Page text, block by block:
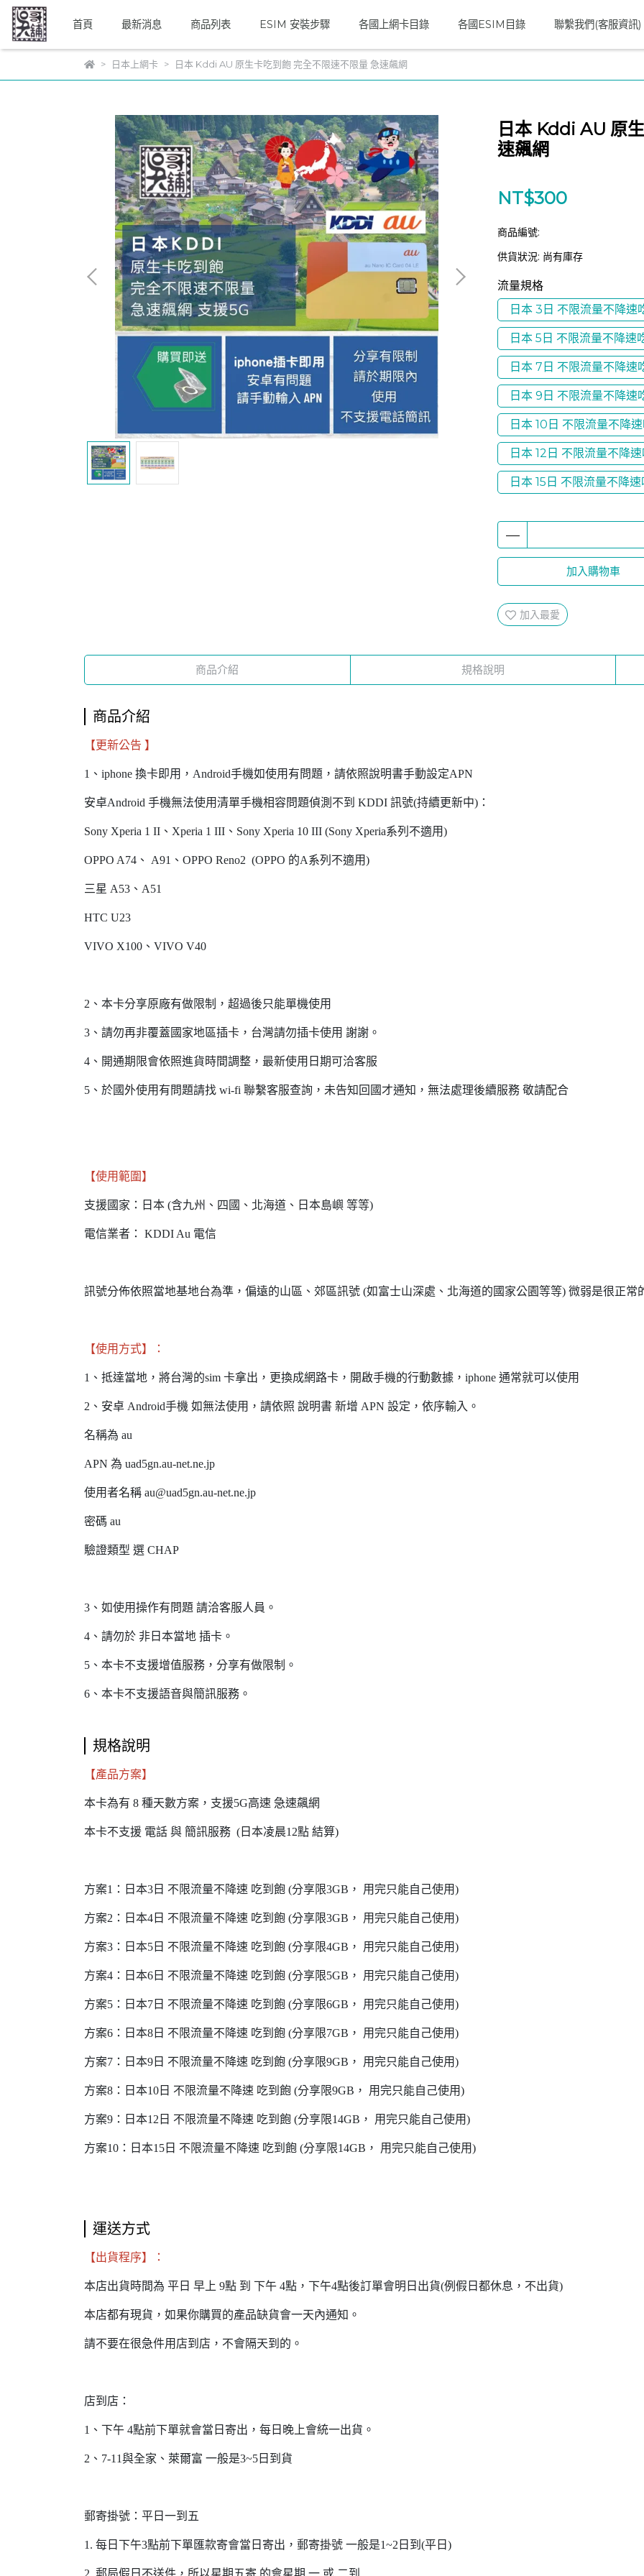
首頁 最新消息 商品列表 ESIM 安裝步驟 各國上網卡目錄 各國ESIM目錄 聯繫我們(客服資訊)
日本上網卡 日本 Kddi AU 原生卡吃到飽 完全不限速不限量 急速飆網
日本 Kddi AU 原
速飆網
NT$300
商品編號:
供貨狀況: 尚有庫存
流量規格
日本 3日 不限流量不降速
日本 5日 不限流量不降速
日本 7日 不限流量不降速
日本 9日 不限流量不降速
日本 10日 不限流量不降
日本 12日 不限流量不降
日本 15日 不限流量不降
加入購物車
加入最愛
商品介紹 規格說明
商品介紹
【更新公告 】
1、iphone 換卡即用，Android手機如使用有問題，請依照說明書手動設定APN
安卓Android 手機無法使用清單手機相容問題偵測不到 KDDI 訊號(持續更新中)：
Sony Xperia 1 II、Xperia 1 III、Sony Xperia 10 III (Sony Xperia系列不適用)
OPPO A74、 A91、OPPO Reno2 (OPPO 的A系列不適用)
三星 A53、A51
HTC U23
VIVO X100、VIVO V40
2、本卡分享原廠有做限制，超過後只能單機使用
3、請勿再非覆蓋國家地區插卡，台灣請勿插卡使用 謝謝。
4、開通期限會依照進貨時間調整，最新使用日期可洽客服
5、於國外使用有問題請找 wi-fi 聯繫客服查詢，未告知回國才通知，無法處理後續服務 敬請配合
【使用範圍】
支援國家：日本 (含九州、四國、北海道、日本島嶼 等等)
電信業者： KDDI Au 電信
訊號分佈依照當地基地台為準，偏遠的山區、郊區訊號 (如富士山深處、北海道的國家公園等等) 微弱是很正常
【使用方式】：
1、抵達當地，將台灣的sim 卡拿出，更換成網路卡，開啟手機的行動數據，iphone 通常就可以使用
2、安卓 Android手機 如無法使用，請依照 說明書 新增 APN 設定，依序輸入。
名稱為 au
APN 為 uad5gn.au-net.ne.jp
使用者名稱 au@uad5gn.au-net.ne.jp
密碼 au
驗證類型 選 CHAP
3、如使用操作有問題 請洽客服人員。
4、請勿於 非日本當地 插卡。
5、本卡不支援增值服務，分享有做限制。
6、本卡不支援語音與簡訊服務。
規格說明
【產品方案】
本卡為有 8 種天數方案，支援5G高速 急速飆網
本卡不支援 電話 與 簡訊服務 (日本凌晨12點 結算)
方案1：日本3日 不限流量不降速 吃到飽 (分享限3GB， 用完只能自己使用)
方案2：日本4日 不限流量不降速 吃到飽 (分享限3GB， 用完只能自己使用)
方案3：日本5日 不限流量不降速 吃到飽 (分享限4GB， 用完只能自己使用)
方案4：日本6日 不限流量不降速 吃到飽 (分享限5GB， 用完只能自己使用)
方案5：日本7日 不限流量不降速 吃到飽 (分享限6GB， 用完只能自己使用)
方案6：日本8日 不限流量不降速 吃到飽 (分享限7GB， 用完只能自己使用)
方案7：日本9日 不限流量不降速 吃到飽 (分享限9GB， 用完只能自己使用)
方案8：日本10日 不限流量不降速 吃到飽 (分享限9GB， 用完只能自己使用)
方案9：日本12日 不限流量不降速 吃到飽 (分享限14GB， 用完只能自己使用)
方案10：日本15日 不限流量不降速 吃到飽 (分享限14GB， 用完只能自己使用)
運送方式
【出貨程序】：
本店出貨時間為 平日 早上 9點 到 下午 4點，下午4點後訂單會明日出貨(例假日都休息，不出貨)
本店都有現貨，如果你購買的產品缺貨會一天內通知。
請不要在很急件用店到店，不會隔天到的。
店到店：
1、下午 4點前下單就會當日寄出，每日晚上會統一出貨。
2、7-11與全家、萊爾富 一般是3~5日到貨
郵寄掛號：平日一到五
1. 每日下午3點前下單匯款寄會當日寄出，郵寄掛號 一般是1~2日到(平日)
2. 郵局假日不送件，所以星期五寄 的會星期 一 或 二到